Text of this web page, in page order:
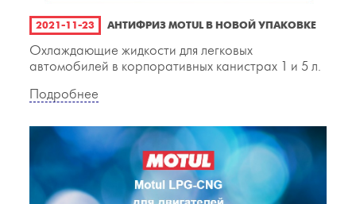
2021-11-23 АНТИФРИЗ MOTUL В НОВОЙ УПАКОВКЕ
Охлаждающие жидкости для легковых
автомобилей в корпоративных канистрах 1 и 5 л.
Подробнее